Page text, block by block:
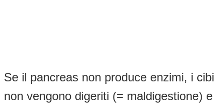
Se il pancreas non produce enzimi, i cibi
non vengono digeriti (= maldigestione) e